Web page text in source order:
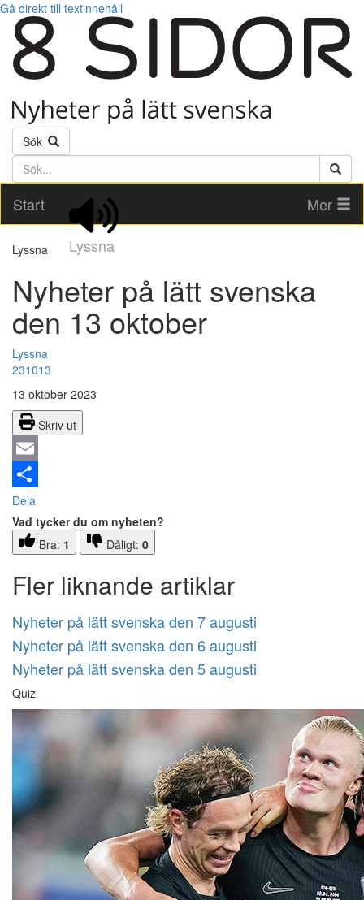
Gå direkt till textinnehåll
Sök
Söktext
Start
Lyssna
Mer
Lyssna
Nyheter på lätt svenska
den 13 oktober
Lyssna
231013
13 oktober 2023
Skriv ut
Email
Dela
Vad tycker du om nyheten?
Bra: 1 Dåligt: 0
Fler liknande artiklar
Nyheter på lätt svenska den 7 augusti
Nyheter på lätt svenska den 6 augusti
Nyheter på lätt svenska den 5 augusti
Quiz